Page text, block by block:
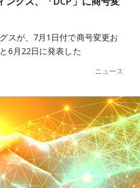
スが、7月1日付で商号変更お
6月22日に発表した
ニュース